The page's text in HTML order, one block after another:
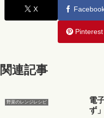
X
Pinterest
関連記事
野菜のレンジレシピ
電
ず